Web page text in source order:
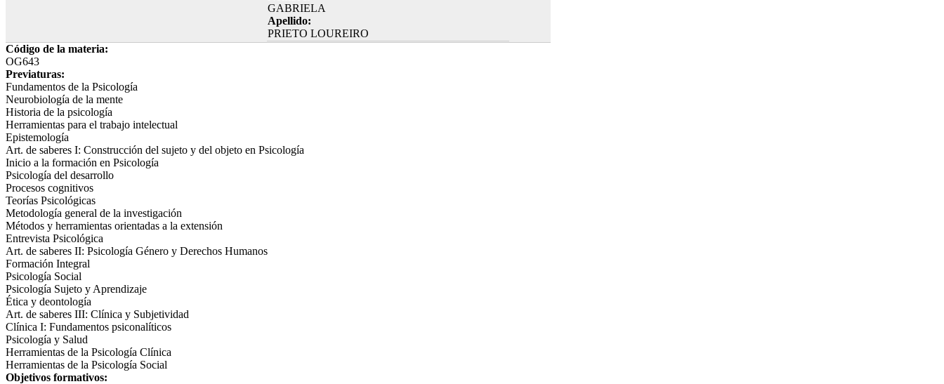
GABRIELA
Apellido:
PRIETO LOUREIRO
Código de la materia:
OG643
Previaturas:
Fundamentos de la Psicología
Neurobiología de la mente
Historia de la psicología
Herramientas para el trabajo intelectual
Epistemología
Art. de saberes I: Construcción del sujeto y del objeto en Psicología
Inicio a la formación en Psicología
Psicología del desarrollo
Procesos cognitivos
Teorías Psicológicas
Metodología general de la investigación
Métodos y herramientas orientadas a la extensión
Entrevista Psicológica
Art. de saberes II: Psicología Género y Derechos Humanos
Formación Integral
Psicología Social
Psicología Sujeto y Aprendizaje
Ética y deontología
Art. de saberes III: Clínica y Subjetividad
Clínica I: Fundamentos psiconalíticos
Psicología y Salud
Herramientas de la Psicología Clínica
Herramientas de la Psicología Social
Objetivos formativos: